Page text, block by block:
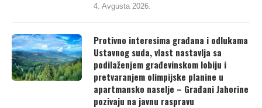
4. Avgusta 2026.
Protivno interesima građana i odlukama
Ustavnog suda, vlast nastavlja sa
podilaženjem građevinskom lobiju i
pretvaranjem olimpijske planine u
apartmansko naselje – Građani Jahorine
pozivaju na javnu raspravu